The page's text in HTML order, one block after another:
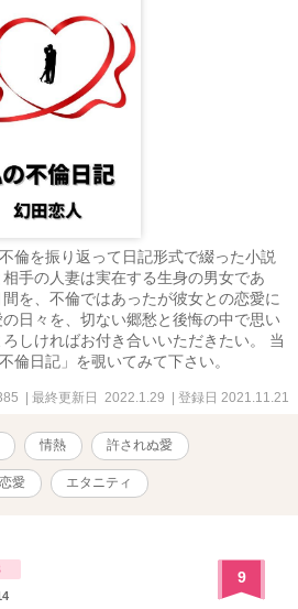
倫を振り返って日記形式で綴った小説
手の人妻は実在する生身の男女であ
を、不倫ではあったが彼女との恋愛に
日々を、切ない郷愁と後悔の中で思い
しければお付き合いいただきたい。 当
倫日記」を覗いてみて下さい。
| 最終更新日 2022.1.29 | 登録日 2021.11.21
情熱 許されぬ愛
恋愛 エタニティ
9